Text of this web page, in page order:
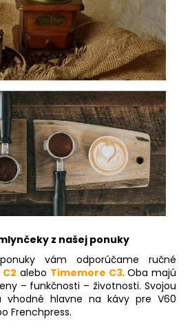
z našej ponuky
vám odporúčame ručné
alebo Timemore C3. Oba majú
– funkčnosti – životnosti. Svojou
vhodné hlavne na kávy pre V60
Frenchpress.